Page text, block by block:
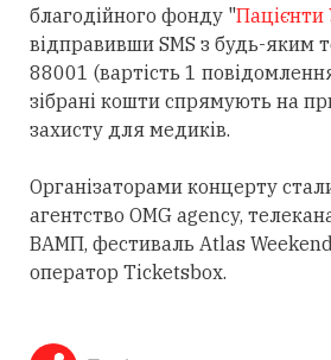
благодійного фонду "Пацієнти
відправивши SMS з будь-яким
88001 (вартість 1
зібрані кошти спрямують на
захисту для медиків.
Організаторами концерту
агентство OMG agency,
ВАМП, фестиваль Atlas
оператор Ticketsbox.